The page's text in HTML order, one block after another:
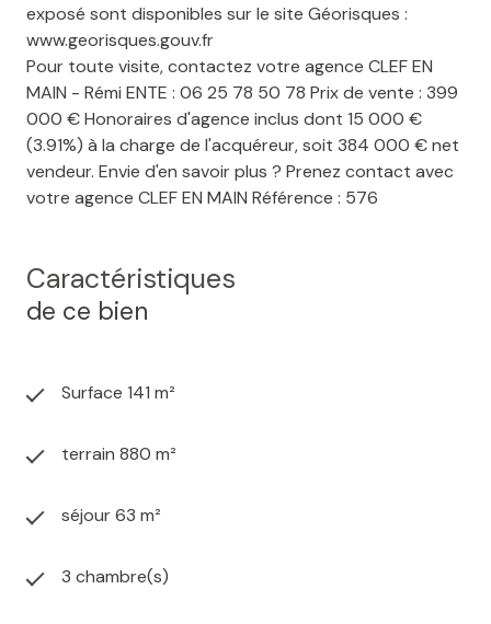
exposé sont disponibles sur le site Géorisques :
www.georisques.gouv.fr
Pour toute visite, contactez votre agence CLEF EN
MAIN - Rémi ENTE : 06 25 78 50 78 Prix de vente : 399
000 € Honoraires d'agence inclus dont 15 000 €
(3.91%) à la charge de l'acquéreur, soit 384 000 € net
vendeur. Envie d'en savoir plus ? Prenez contact avec
votre agence CLEF EN MAIN Référence : 576
Caractéristiques
de ce bien
Surface 141 m²
terrain 880 m²
séjour 63 m²
3 chambre(s)